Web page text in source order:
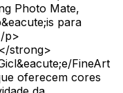
Photo Mate,
para
p>
strong>
FineArt
oferecem cores